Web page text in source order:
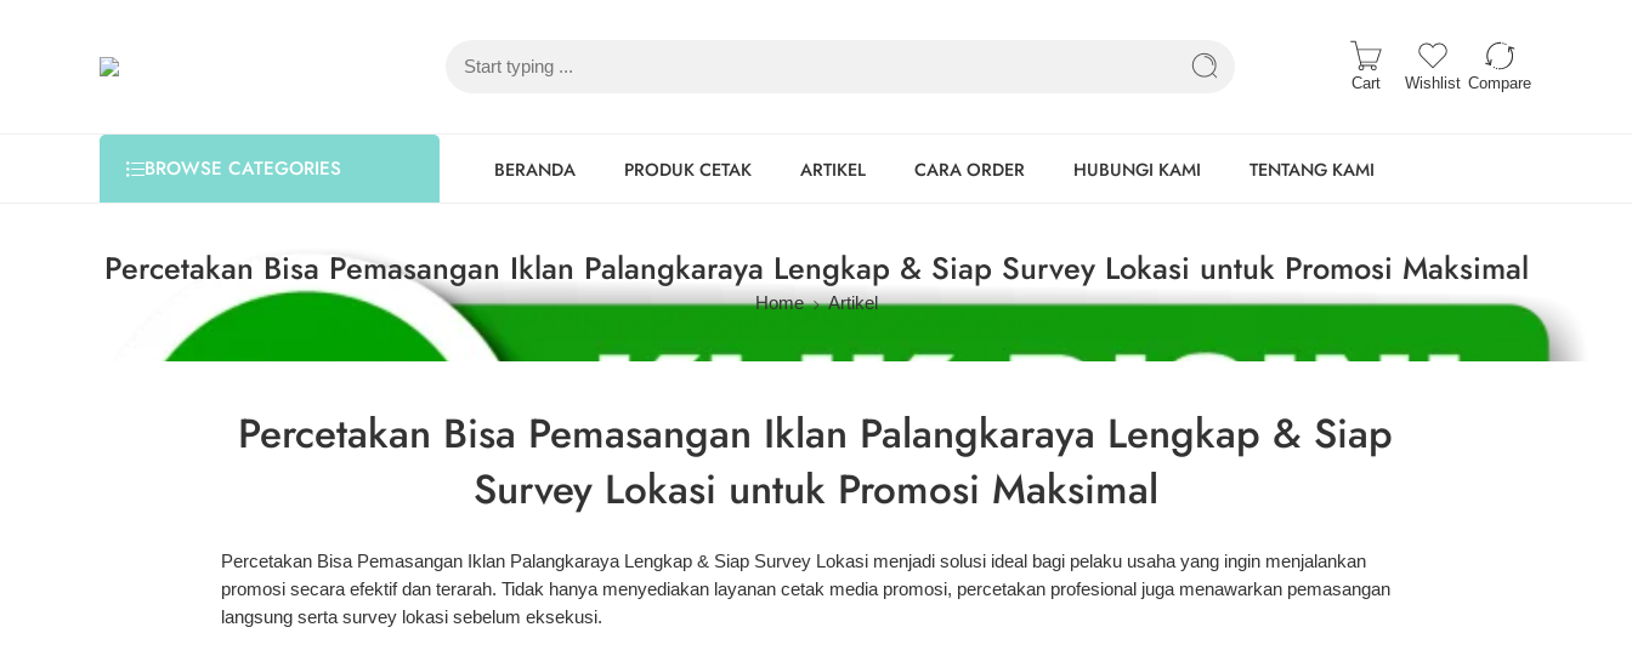
Cart Wishlist Compare
BROWSE CATEGORIES BERANDA PRODUK CETAK ARTIKEL CARA ORDER HUBUNGI KAMI TENTANG KAMI
Percetakan Bisa Pemasangan Iklan Palangkaraya Lengkap & Siap Survey Lokasi untuk Promosi Maksimal
Home Artikel
Percetakan Bisa Pemasangan Iklan Palangkaraya Lengkap & Siap
Survey Lokasi untuk Promosi Maksimal
Percetakan Bisa Pemasangan Iklan Palangkaraya Lengkap & Siap Survey Lokasi menjadi solusi ideal bagi pelaku usaha yang ingin menjalankan
promosi secara efektif dan terarah. Tidak hanya menyediakan layanan cetak media promosi, percetakan profesional juga menawarkan pemasangan
langsung serta survey lokasi sebelum eksekusi.